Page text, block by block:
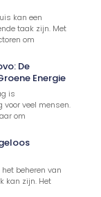
kan een
taak zijn. Met
om
De
Energie
is
voor veel mensen.
om
beheren van
kan zijn. Het